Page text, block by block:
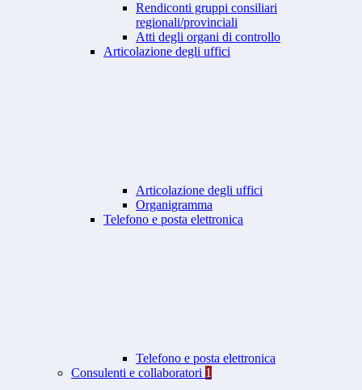
Rendiconti gruppi consiliari
regionali/provinciali
Atti degli organi di controllo
Articolazione degli uffici
Articolazione degli uffici
Organigramma
Telefono e posta elettronica
Telefono e posta elettronica
Consulenti e collaboratori 1